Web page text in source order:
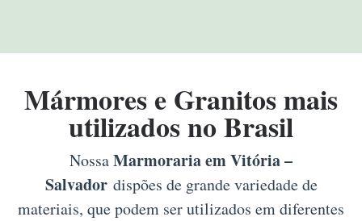
Mármores e Granitos mais
utilizados no Brasil
NossaMarmoraria em Vitória –
Salvadordispões de grande variedade de
materiais, que podem ser utilizados em diferentes